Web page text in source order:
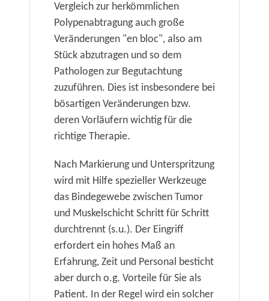
Vergleich zur herkömmlichen
Polypenabtragung auch große
Veränderungen "en bloc", also am
Stück abzutragen und so dem
Pathologen zur Begutachtung
zuzuführen. Dies ist insbesondere bei
bösartigen Veränderungen bzw.
deren Vorläufern wichtig für die
richtige Therapie.
Nach Markierung und Unterspritzung
wird mit Hilfe spezieller Werkzeuge
das Bindegewebe zwischen Tumor
und Muskelschicht Schritt für Schritt
durchtrennt (s.u.). Der Eingriff
erfordert ein hohes Maß an
Erfahrung, Zeit und Personal besticht
aber durch o.g. Vorteile für Sie als
Patient. In der Regel wird ein solcher